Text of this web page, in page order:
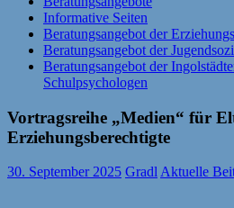
Informative Seiten
Beratungsangebot der
Beratungsangebot der
Beratungsangebot der
Schulpsychologen
Vortragsreihe „Medien“ für
Erziehungsberechtigte
30. September 2025 GradlAktuelle